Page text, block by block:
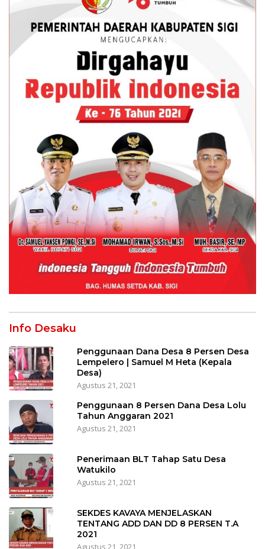
Info Desaku
Penggunaan Dana Desa 8 Persen Desa
Lempelero | Samuel M Heta (Kepala
Desa)
Agustus 21, 2021
Penggunaan 8 Persen Dana Desa Lolu
Tahun Anggaran 2021
Agustus 21, 2021
Penerimaan BLT Tahap Satu Desa
Watukilo
Agustus 21, 2021
SEKDES KAVAYA MENJELASKAN
TENTANG ADD DAN DD 8 PERSEN T.A
2021
Agustus 21, 2021